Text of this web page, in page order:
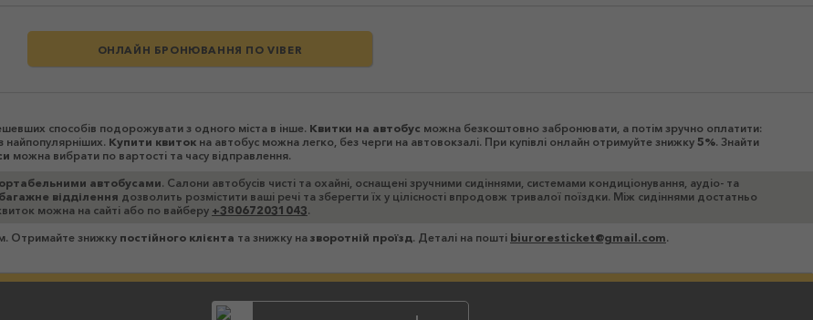
ОНЛАЙН БРОНЮВАННЯ ПО VIBER
способів подорожувати з одного міста в інше. Квитки на автобус можна безкоштовно забронювати, а потім зручно оплатити:
найпопулярніших. Купити квиток на автобус можна легко, без черги на автовокзалі. При купівлі онлайн отримуйте знижку 5%. Знайти
можна вибрати по вартості та часу відправлення.
автобусами. Салони автобусів чисті та охайні, оснащені зручними сидіннями, системами кондиціонування, аудіо- та
відділення дозволить розмістити ваші речі та зберегти їх у цілісності впродовж тривалої поїздки. Між сидіннями достатньо
можна на сайті або по вайберу +380672031043.
Отримайте знижку постійного клієнта та знижку на зворотній проїзд. Деталі на пошті biuroresticket@gmail.com.